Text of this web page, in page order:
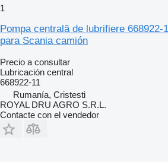
1
Pompa centrală de lubrifiere 668922-
para Scania camión
Precio a consultar
Lubricación central
668922-11
Rumanía, Cristesti
ROYAL DRU AGRO S.R.L.
Contacte con el vendedor